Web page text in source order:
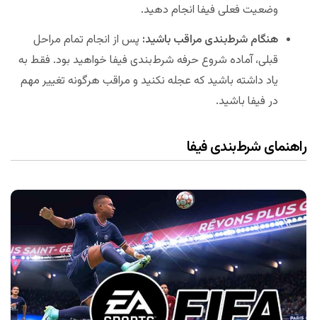
وضعیت فعلی فیفا انجام دهید.
هنگام شرط‌‌بندی مراقب باشید: پس از انجام تمام مراحل
قبلی، آماده شروع حرفه شرط‌‌بندی فیفا خواهید بود. فقط به
یاد داشته باشید که عجله نکنید و مراقب هرگونه تغییر مهم
در فیفا باشید.
راهنمای شرط‌‌بندی فیفا